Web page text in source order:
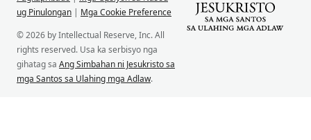
ug Pinulongan | Mga Cookie Preference
© 2026 by Intellectual Reserve, Inc. All
rights reserved. Usa ka serbisyo nga
gihatag sa Ang Simbahan ni Jesukristo sa
mga Santos sa Ulahing mga Adlaw.